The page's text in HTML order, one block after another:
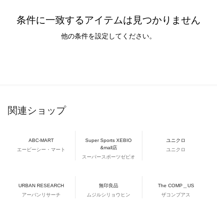
条件に一致するアイテムは見つかりません
他の条件を設定してください。
関連ショップ
ABC-MART
エービーシー・マート
Super Sports XEBIO
&mall店
スーパースポーツゼビオ
ユニクロ
ユニクロ
URBAN RESEARCH
アーバンリサーチ
無印良品
ムジルシリョウヒン
The COMP＿US
ザコンプアス